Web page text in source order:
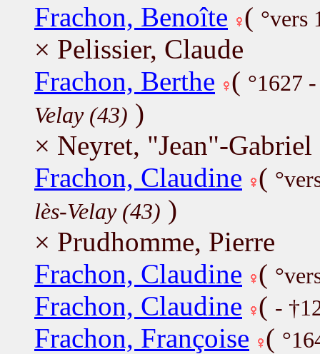
Frachon, Benoîte ( °vers
× Pelissier, Claude
Frachon, Berthe ( °1627
Velay (43) )
× Neyret, "Jean"-Gabriel
Frachon, Claudine (
lès-Velay (43) )
× Prudhomme, Pierre
Frachon, Claudine (
Frachon, Claudine ( -
Frachon, Françoise (